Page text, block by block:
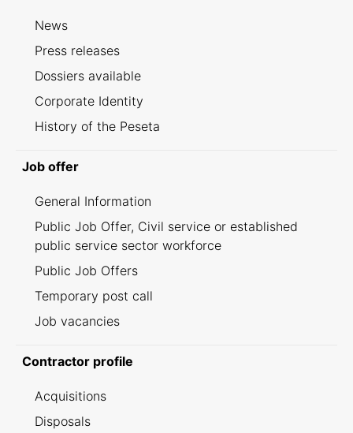
News
Press releases
Dossiers available
Corporate Identity
History of the Peseta
Job offer
General Information
Public Job Offer, Civil service or established
public service sector workforce
Public Job Offers
Temporary post call
Job vacancies
Contractor profile
Acquisitions
Disposals